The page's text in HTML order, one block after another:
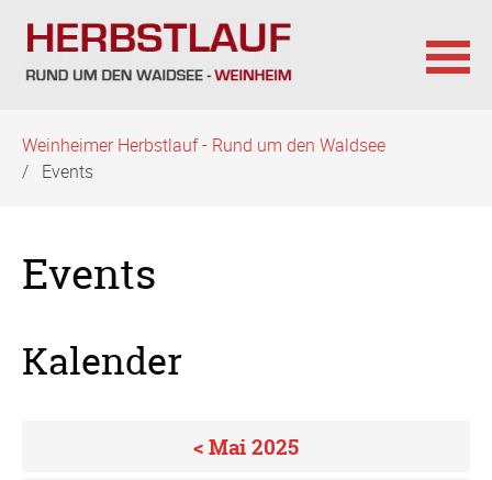
überspringen
Weinheimer Herbstlauf - Rund um den Waldsee
Events
Events
Kalender
< Mai 2025